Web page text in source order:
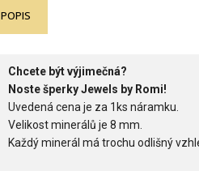
POPIS
Chcete být výjimečná?
Noste šperky Jewels by Romi!
Uvedená cena je za 1ks náramku.
Velikost minerálů je 8 mm.
Každý minerál má trochu odlišný